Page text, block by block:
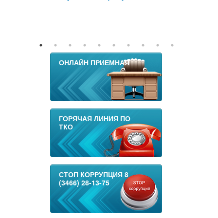
ОНЛАЙН ПРИЕМНАЯ
ГОРЯЧАЯ ЛИНИЯ ПО
ТКО
СТОП КОРРУПЦИЯ 8
(3466) 28-13-75